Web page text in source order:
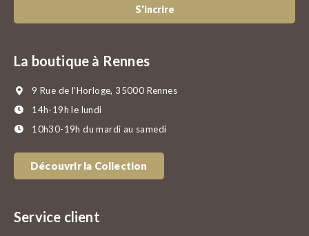
S'incrire
La boutique à Rennes
9 Rue de l'Horloge, 35000 Rennes
14h-19h le lundi
10h30-19h du mardi au samedi
Découvrir la Collection
Service client